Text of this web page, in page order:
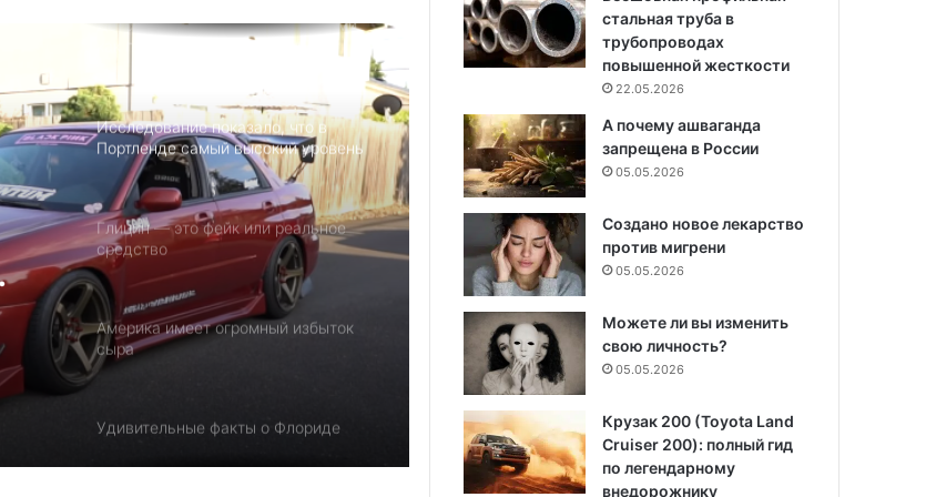
Детский день рождение в Майами,
как провести праздник под
Исследование показало, что в
Портленде самый высокий уровень
угона автомобилей на душу
населения в США
Глицин — это фейк или реальное
средство
Америка имеет огромный избыток
сыра
Удивительные факты о Флориде
стальная труба в
трубопроводах
повышенной жесткости
22.05.2026
А почему ашваганда
запрещена в России
05.05.2026
Создано новое лекарство
против мигрени
05.05.2026
Можете ли вы изменить
свою личность?
05.05.2026
Крузак 200 (Toyota Land
Cruiser 200): полный гид
по легендарному
внедорожнику